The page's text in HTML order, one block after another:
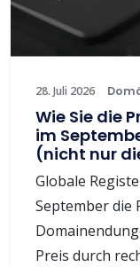
28. Juli 2026
Wie Sie die
im
(nicht nur
Globale
September die
Preis durch